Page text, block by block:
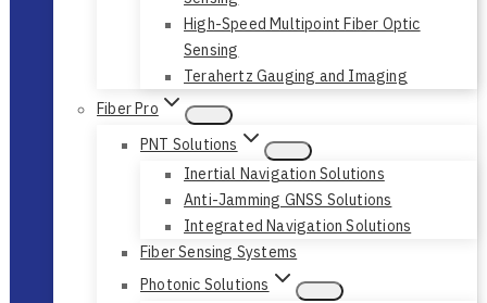
High-Speed Multipoint Fiber Optic
Sensing
Terahertz Gauging and Imaging
Fiber Pro
PNT Solutions
Inertial Navigation Solutions
Anti-Jamming GNSS Solutions
Integrated Navigation Solutions
Fiber Sensing Systems
Photonic Solutions